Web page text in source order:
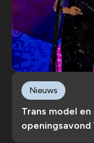
Trans model
openingsavond
Nieuws